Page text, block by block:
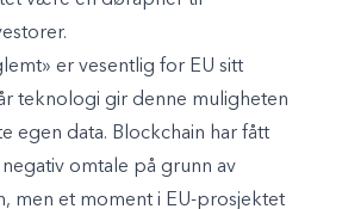
er vesentlig for EU sitt
teknologi gir denne muligheten
egen data. Blockchain har fått
omtale på grunn av
men et moment i EU-prosjektet